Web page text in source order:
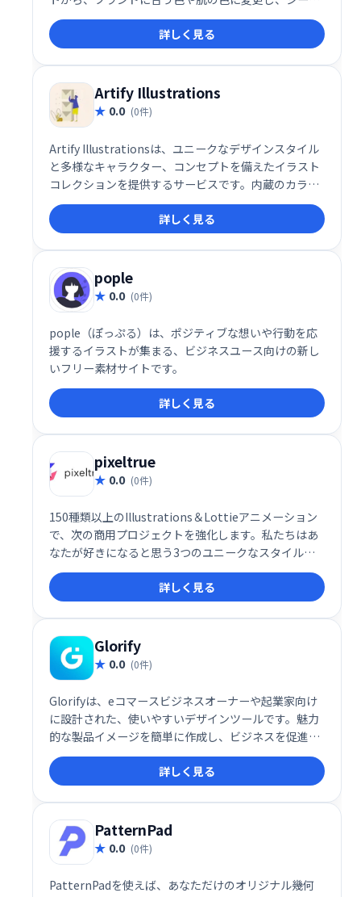
をカスタマイズできます。あなただけのオリジナルイ
ラストを簡単に作成できます。
詳しく見る
Artify Illustrations
0.0 (0件)
Artify Illustrationsは、ユニークなデザインスタイル
と多様なキャラクター、コンセプトを備えたイラスト
コレクションを提供するサービスです。内蔵のカラー
ジェネレーターでブランドアイデンティティに最適な
イラストを検索し、ワンクリックでダウンロードでき
ます。膨大なイラストの中から、あなたのニーズにぴ
ったりのデザインを見つけ、すぐにプロジェクトに活
用しましょう。
詳しく見る
pople
0.0 (0件)
pople（ぽっぷる）は、ポジティブな想いや行動を応
援するイラストが集まる、ビジネスユース向けの新し
いフリー素材サイトです。
詳しく見る
pixeltrue
0.0 (0件)
150種類以上のIllustrations＆Lottieアニメーション
で、次の商用プロジェクトを強化します。私たちはあ
なたが好きになると思う3つのユニークなスタイルを
作りました :) お楽しみください！
詳しく見る
Glorify
0.0 (0件)
Glorifyは、eコマースビジネスオーナーや起業家向け
に設計された、使いやすいデザインツールです。魅力
的な製品イメージを簡単に作成し、ビジネスを促進し
ます。直感的な操作で、プロフェッショナルなビジュ
アルコンテンツを効率的に制作できます。あなたのビ
ジネスを輝かせる、強力なビジュアルツールを手に入
れましょう。
詳しく見る
PatternPad
0.0 (0件)
PatternPadを使えば、あなただけのオリジナル幾何